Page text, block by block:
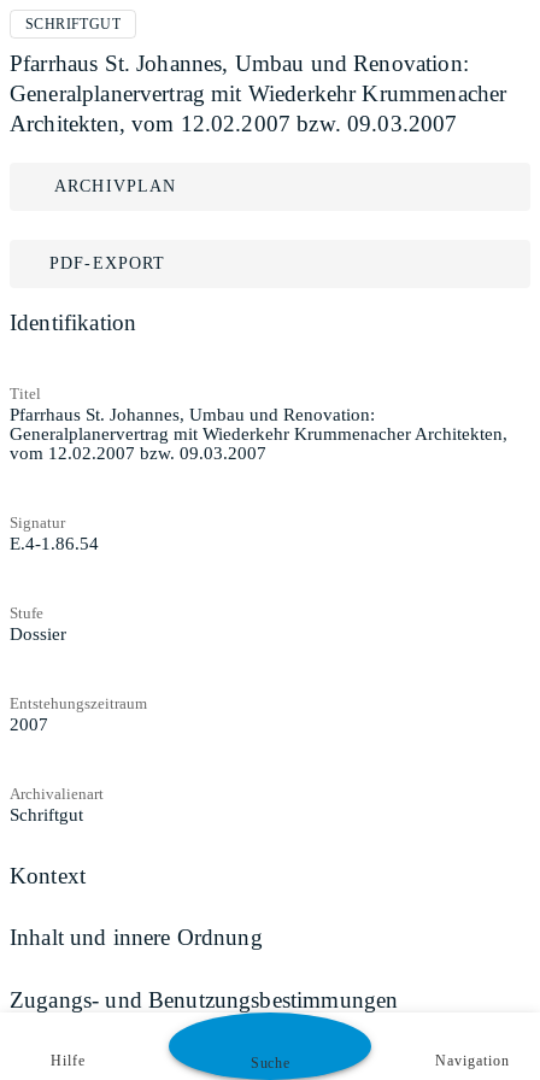
SCHRIFTGUT
Pfarrhaus St. Johannes, Umbau und Renovation:
Generalplanervertrag mit Wiederkehr Krummenacher
Architekten, vom 12.02.2007 bzw. 09.03.2007
ARCHIVPLAN
PDF-EXPORT
Identifikation
Titel
Pfarrhaus St. Johannes, Umbau und Renovation:
Generalplanervertrag mit Wiederkehr Krummenacher Architekten,
vom 12.02.2007 bzw. 09.03.2007
Signatur
E.4-1.86.54
Stufe
Dossier
Entstehungszeitraum
2007
Archivalienart
Schriftgut
Kontext
Inhalt und innere Ordnung
Zugangs- und Benutzungsbestimmungen
Hilfe Suche Navigation